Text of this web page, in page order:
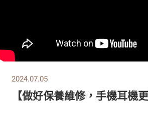
2024.07.05
【做好保養維修，手機耳機